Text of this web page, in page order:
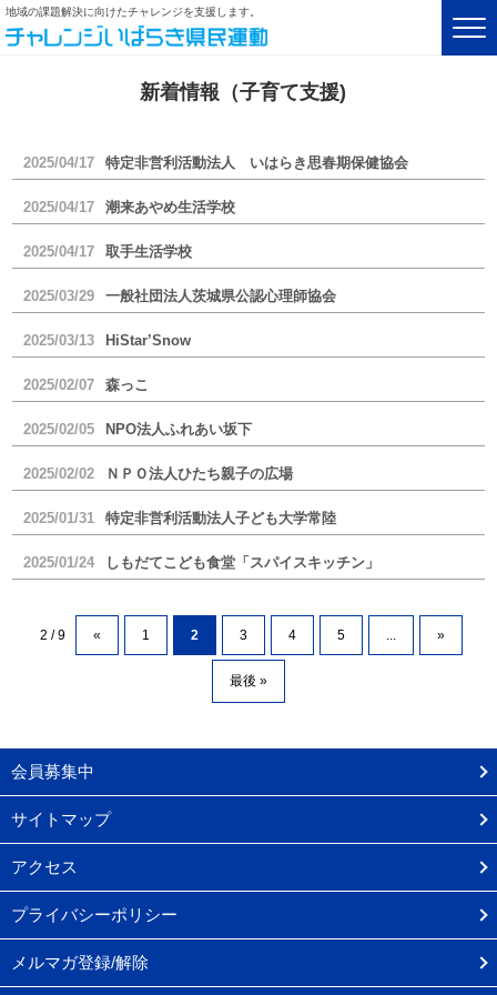
地域の課題解決に向けたチャレンジを支援します。
新着情報（子育て支援)
2025/04/17 特定非営利活動法人 いはらき思春期保健協会
2025/04/17 潮来あやめ生活学校
2025/04/17 取手生活学校
2025/03/29 一般社団法人茨城県公認心理師協会
2025/03/13 HiStar’Snow
2025/02/07 森っこ
2025/02/05 NPO法人ふれあい坂下
2025/02/02 ＮＰＯ法人ひたち親子の広場
2025/01/31 特定非営利活動法人子ども大学常陸
2025/01/24 しもだてこども食堂「スパイスキッチン」
2 / 9 « 1 2 3 4 5 ... »
最後 »
会員募集中
サイトマップ
アクセス
プライバシーポリシー
メルマガ登録/解除